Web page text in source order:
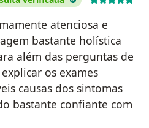
atenciosa e
bastante holística
além das perguntas de
os exames
causas dos sintomas
bastante confiante com